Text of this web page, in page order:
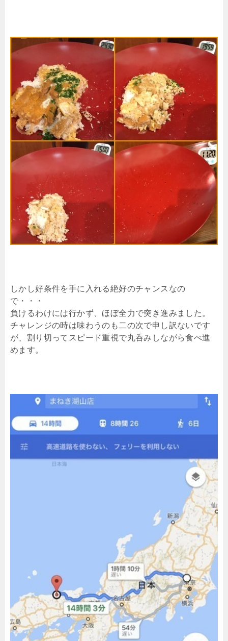
しかし好条件を手に入れる絶好のチャンスなの
で・・・
負けるわけには行かず、ほぼ全力で突き進みました。
チャレンジの時は味わうのも二の次で申し訳ないです
が、割り切ってスピード重視で丸呑みしながら食べ進
めます。